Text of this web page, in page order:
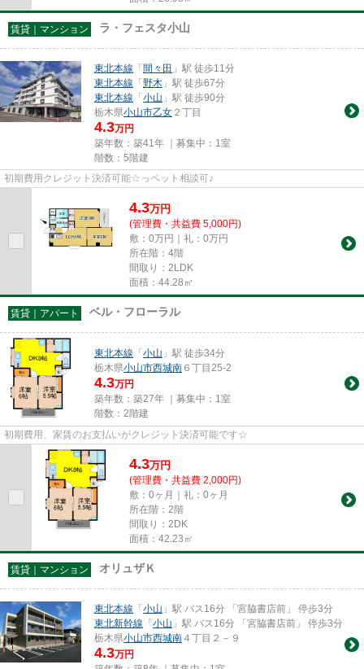
賃貸｜マンション ラ・フェスタ小山
東北本線 「間々田 」駅 徒歩11分
東北本線 「野木 」駅 徒歩67分
東北本線 「小山 」駅 徒歩90分
栃木県小山市乙女 ２丁目
4.3万円
築年数：築41年 ｜募集中： 1室
階数：5階建
初期費用クレジット決済可能☆っペット相談可♪
4.3万円
(管理費・共益費 5,000円)
敷：0万円｜礼：0万円
所在階：4階
間取り：2LDK
面積：44.28㎡
賃貸｜アパート ベル・フローラル
東北本線 「小山 」駅 徒歩34分
栃木県小山市西城南 ６丁目25-2
4.3万円
築年数：築27年 ｜募集中： 1室
階数：2階建
初期費用、家賃のお支払いがクレジット決済可能です☆
4.3万円
(管理費・共益費 2,000円)
敷：0ヶ月｜礼：0ヶ月
所在階：2階
間取り：2DK
面積：42.23㎡
賃貸｜マンション オリュザＫ
東北本線 「小山 」駅 バス16分 「宮脇書店前」 停歩3分
東北新幹線 「小山 」駅 バス16分 「宮脇書店前」 停歩3分
栃木県小山市西城南 ４丁目２－９
4.3万円